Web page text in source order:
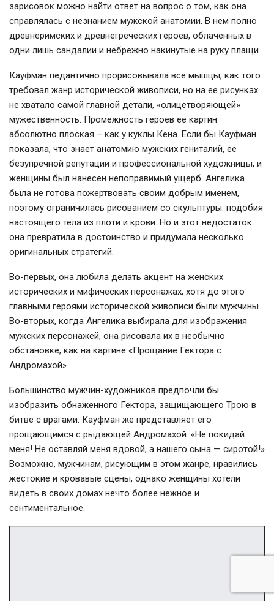
зарисовок можно найти ответ на вопрос о том, как она
справлялась с незнанием мужской анатомии. В нем полно
древнеримских и древнегреческих героев, облаченных в
одни лишь сандалии и небрежно накинутые на руку плащи.
Кауфман педантично прорисовывала все мышцы, как того
требовал жанр исторической живописи, но на ее рисунках
не хватало самой главной детали, «олицетворяющей»
мужественность. Промежность героев ее картин
абсолютно плоская – как у куклы Кена. Если бы Кауфман
показала, что знает анатомию мужских гениталий, ее
безупречной репутации и профессиональной художницы, и
женщины был нанесен непоправимый ущерб. Ангелика
была не готова пожертвовать своим добрым именем,
поэтому ограничилась рисованием со скульптуры: подобия
настоящего тела из плоти и крови. Но и этот недостаток
она превратила в достоинство и придумала несколько
оригинальных стратегий.
Во-первых, она любила делать акцент на женских
исторических и мифических персонажах, хотя до этого
главными героями исторической живописи были мужчины.
Во-вторых, когда Ангелика выбирала для изображения
мужских персонажей, она рисовала их в необычно
обстановке, как на картине «Прощание Гектора с
Андромахой».
Большинство мужчин-художников предпочли бы
изобразить обнаженного Гектора, защищающего Трою в
битве с врагами. Кауфман же представляет его
прощающимся с рыдающей Андромахой: «Не покидай
меня! Не оставляй меня вдовой, а нашего сына — сиротой!»
Возможно, мужчинам, рисующим в этом жанре, нравились
жестокие и кровавые сцены, однако женщины хотели
видеть в своих домах нечто более нежное и
сентиментальное.